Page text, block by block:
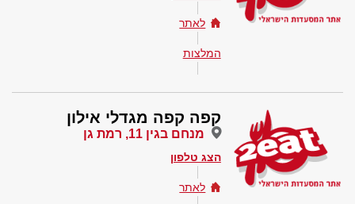
לאתר
המלצות
קפה קפה מגדלי אילון
מנחם בגין 11, רמת גן
הצג טלפון
לאתר